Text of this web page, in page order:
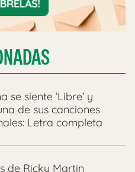
se siente ‘Libre’ y
de sus canciones
Letra completa
de Ricky Martin